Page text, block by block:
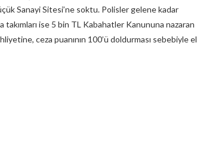
Sanayi Sitesi’ne soktu. Polisler gelene kadar
ise 5 bin TL Kabahatler Kanununa nazaran
ceza puanının 100’ü doldurması sebebiyle el